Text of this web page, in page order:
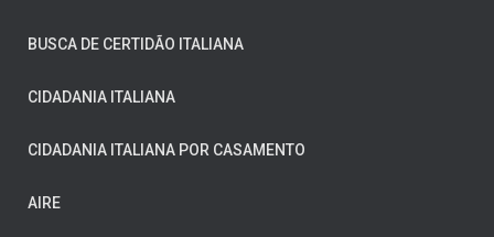
BUSCA DE CERTIDÃO ITALIANA
CIDADANIA ITALIANA
CIDADANIA ITALIANA POR CASAMENTO
AIRE